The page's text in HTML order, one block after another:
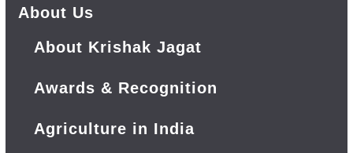
About Us
About Krishak Jagat
Awards & Recognition
Agriculture in India